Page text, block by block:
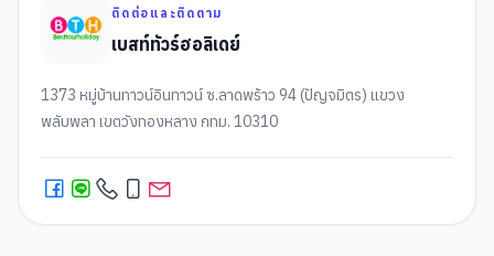
ติดต่อและติดตาม
เบสท์ทัวร์ฮอลิเดย์
1373 หมู่บ้านทาวน์อินทาวน์ ซ.ลาดพร้าว 94 (ปัญจมิตร) แขวง
พลับพลา เขตวังทองหลาง กทม. 10310